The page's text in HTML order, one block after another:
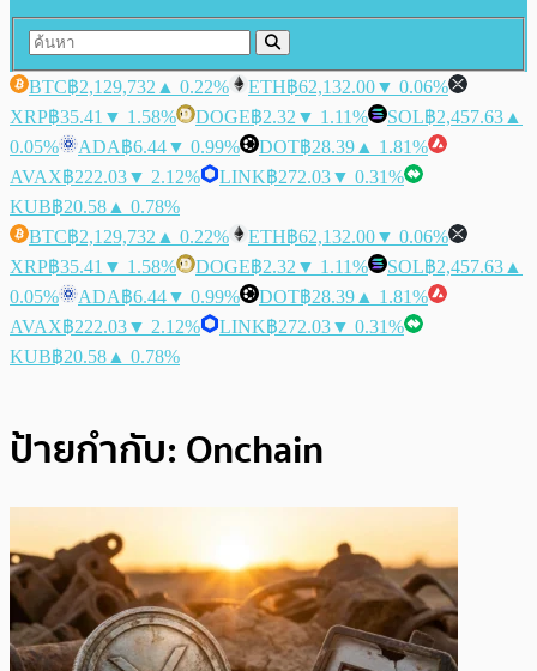
BTC฿2,129,732 ▲ 0.22% ETH฿62,132.00▼ 0.06%
XRP฿35.41 ▼ 1.58% DOGE฿2.32 ▼ 1.11% SOL฿2,457.63 ▲
0.05%
ADA฿6.44▼ 0.99% DOT฿28.39 ▲ 1.81%
AVAX฿222.03▼ 2.12% LINK฿272.03▼ 0.31%
KUB฿20.58 ▲ 0.78%
BTC฿2,129,732 ▲ 0.22% ETH฿62,132.00▼ 0.06%
XRP฿35.41 ▼ 1.58% DOGE฿2.32 ▼ 1.11% SOL฿2,457.63 ▲
0.05%
ADA฿6.44▼ 0.99% DOT฿28.39 ▲ 1.81%
AVAX฿222.03▼ 2.12% LINK฿272.03▼ 0.31%
KUB฿20.58 ▲ 0.78%
ป้ายกำกับ: Onchain